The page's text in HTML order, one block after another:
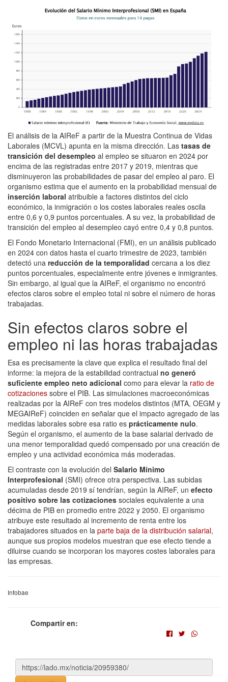
El análisis de la AIReF a partir de la Muestra Continua de Vidas
Laborales (MCVL) apunta en la misma dirección. Las tasas de
transición del desempleo al empleo se situaron en 2024 por
encima de las registradas entre 2017 y 2019, mientras que
disminuyeron las probabilidades de pasar del empleo al paro. El
organismo estima que el aumento en la probabilidad mensual de
inserción laboral atribuible a factores distintos del ciclo
económico, la inmigración o los costes laborales reales oscila
entre 0,6 y 0,9 puntos porcentuales. A su vez, la probabilidad de
transición del empleo al desempleo cayó entre 0,4 y 0,8 puntos.
El Fondo Monetario Internacional (FMI), en un análisis publicado
en 2024 con datos hasta el cuarto trimestre de 2023, también
detectó una reducción de la temporalidad cercana a los diez
puntos porcentuales, especialmente entre jóvenes e inmigrantes.
Sin embargo, al igual que la AIReF, el organismo no encontró
efectos claros sobre el empleo total ni sobre el número de horas
trabajadas.
Sin efectos claros sobre el
empleo ni las horas trabajadas
Esa es precisamente la clave que explica el resultado final del
informe: la mejora de la estabilidad contractual no generó
suficiente empleo neto adicional como para elevar la ratio de
cotizaciones sobre el PIB. Las simulaciones macroeconómicas
realizadas por la AIReF con tres modelos distintos (MTA, OEGM y
MEGAIReF) coinciden en señalar que el impacto agregado de las
medidas laborales sobre esa ratio es prácticamente nulo.
Según el organismo, el aumento de la base salarial derivado de
una menor temporalidad quedó compensado por una creación de
empleo y una actividad económica más moderadas.
El contraste con la evolución del Salario Mínimo
Interprofesional (SMI) ofrece otra perspectiva. Las subidas
acumuladas desde 2019 sí tendrían, según la AIReF, un efecto
positivo sobre las cotizaciones sociales equivalente a una
décima de PIB en promedio entre 2022 y 2050. El organismo
atribuye este resultado al incremento de renta entre los
trabajadores situados en la parte baja de la distribución salarial,
aunque sus propios modelos muestran que ese efecto tiende a
diluirse cuando se incorporan los mayores costes laborales para
las empresas.
Infobae
Compartir en: